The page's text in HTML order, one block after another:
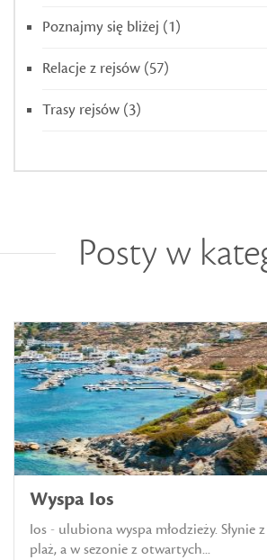
Poznajmy się bliżej (1)
Relacje z rejsów (57)
Trasy rejsów (3)
Posty w
Wyspa Ios
Ios - ulubiona wyspa młodzieży. Słynie
plaż, a w sezonie z otwartych...